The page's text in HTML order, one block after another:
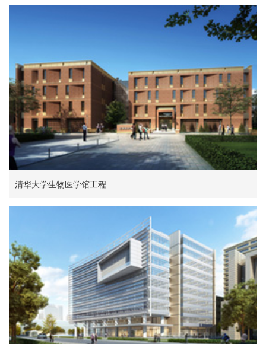
清华大学生物医学馆工程